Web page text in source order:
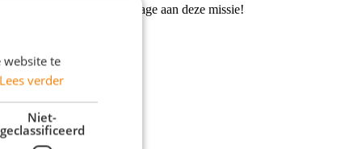
je een waardevolle bijdrage aan deze missie!
website te
Lees verder
Niet-
geclassificeerd